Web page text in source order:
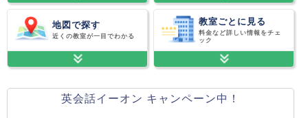
地図で探す
近くの教室が一目でわかる
教室ごとに見る
料金など詳しい情報をチェ
ック
英会話イーオン キャンペーン中！